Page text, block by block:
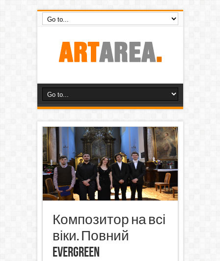
Композитор на всі
віки. Повний
evergreen